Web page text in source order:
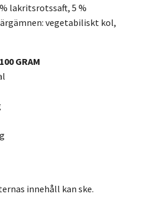
lakritsrotssaft, 5 %
vegetabiliskt kol,
GRAM
innehåll kan ske.